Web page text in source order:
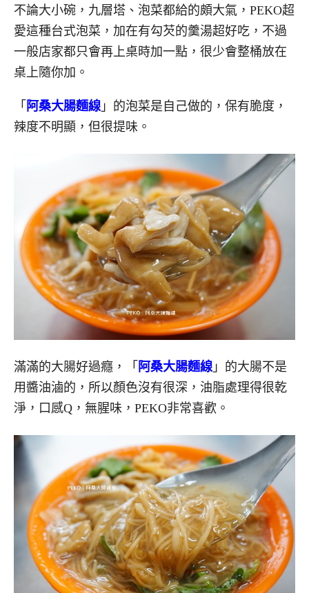
不論大小碗，九層塔、泡菜都給的頗大氣，PEKO超
愛這種台式泡菜，加在有勾芡的羹湯超好吃，不過
一般店家都只會再上桌時加一點，很少會整桶放在
桌上隨你加。
「 阿桑大腸麵線」的泡菜是自己做的，保有脆度，
辣度不明顯，但很提味。
滿滿的大腸好過癮，「 阿桑大腸麵線 」的大腸不是
用醬油滷的，所以顏色沒有很深，油脂處理得很乾
淨，口感Q，無腥味，PEKO非常喜歡。